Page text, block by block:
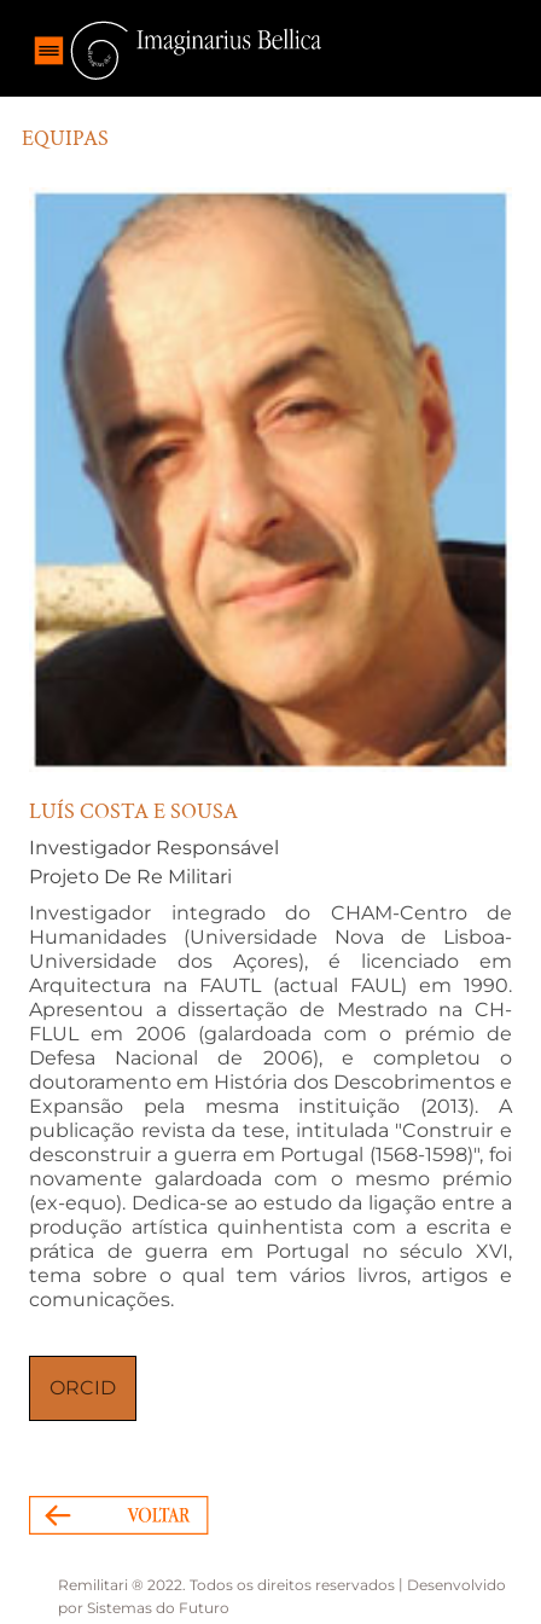
EQUIPAS
LUÍS COSTA E SOUSA
Investigador Responsável
Projeto De Re Militari
Investigador integrado do CHAM-Centro de
Humanidades (Universidade Nova de Lisboa-
Universidade dos Açores), é licenciado em
Arquitectura na FAUTL (actual FAUL) em 1990.
Apresentou a dissertação de Mestrado na CH-
FLUL em 2006 (galardoada com o prémio de
Defesa Nacional de 2006), e completou o
doutoramento em História dos Descobrimentos e
Expansão pela mesma instituição (2013). A
publicação revista da tese, intitulada "Construir e
desconstruir a guerra em Portugal (1568-1598)", foi
novamente galardoada com o mesmo prémio
(ex-equo). Dedica-se ao estudo da ligação entre a
produção artística quinhentista com a escrita e
prática de guerra em Portugal no século XVI,
tema sobre o qual tem vários livros, artigos e
comunicações.
ORCID
Remilitari ® 2022. Todos os direitos reservados | Desenvolvido
por Sistemas do Futuro